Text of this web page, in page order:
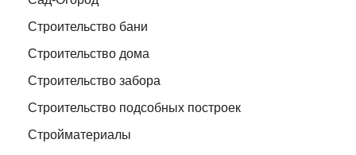
Строительство бани
Строительство дома
Строительство забора
Строительство подсобных построек
Стройматериалы